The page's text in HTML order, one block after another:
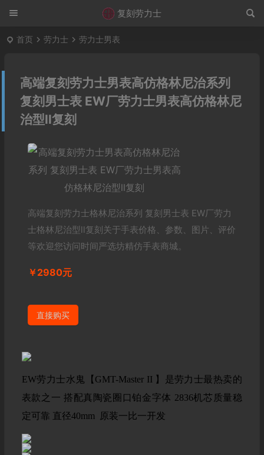
复刻劳力士
首页 劳力士 劳力士男表
高端复刻劳力士男表高仿格林尼治系列
复刻男士表 EW厂劳力士男表高仿格林尼
治型ll复刻
高端复刻劳力士格林尼治系列 复刻男士表 EW厂劳力
士格林尼治型ll复刻关于手表价格、参数、图片、评价
等欢迎您访问时间严选坊精仿手表商城。
￥2980元
直接购买
EW劳力士水鬼【GMT-Master II 】是劳力士最热卖的
表款之一 搭配真陶瓷圈口铂金字体 2836机芯质量稳
定可靠 直径40mm 原装一比一开发